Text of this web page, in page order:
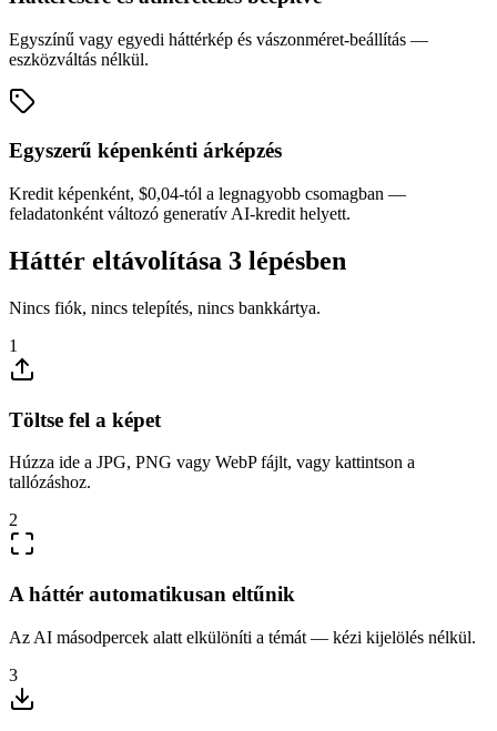
Egyszínű vagy egyedi háttérkép és vászonméret-beállítás —
eszközváltás nélkül.
Egyszerű képenkénti árképzés
Kredit képenként, $0,04-tól a legnagyobb csomagban —
feladatonként változó generatív AI-kredit helyett.
Háttér eltávolítása 3 lépésben
Nincs fiók, nincs telepítés, nincs bankkártya.
1
Töltse fel a képet
Húzza ide a JPG, PNG vagy WebP fájlt, vagy kattintson a
tallózáshoz.
2
A háttér automatikusan eltűnik
Az AI másodpercek alatt elkülöníti a témát — kézi kijelölés nélkül.
3